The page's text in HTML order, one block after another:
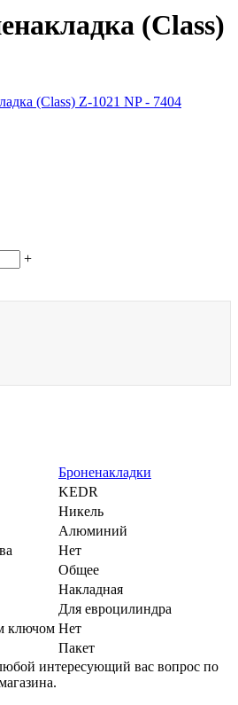
(Class)
+
Броненакладки
KEDR
Никель
Алюминий
Нет
Общее
Накладная
Для евроцилиндра
ключом Нет
Пакет
интересующий вас вопрос по